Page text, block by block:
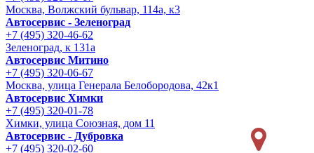
Москва, Волжский бульвар, 114а, к3
Автосервис - Зеленоград
+7 (495) 320-46-62
Зеленоград, к 131а
Автосервис Митино
+7 (495) 320-06-67
Москва, улица Генерала Белобородова, 42к1
Автосервис Химки
+7 (495) 320-01-78
Химки, улица Союзная, дом 11
Автосервис - Дубровка
+7 (495) 320-02-60